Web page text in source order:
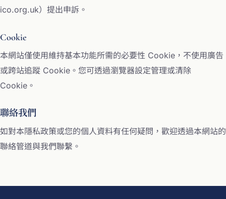
ico.org.uk）提出申訴。
Cookie
本網站僅使用維持基本功能所需的必要性 Cookie，不使用廣告
或跨站追蹤 Cookie。您可透過瀏覽器設定管理或清除
Cookie。
聯絡我們
如對本隱私政策或您的個人資料有任何疑問，歡迎透過本網站的
聯絡管道與我們聯繫。